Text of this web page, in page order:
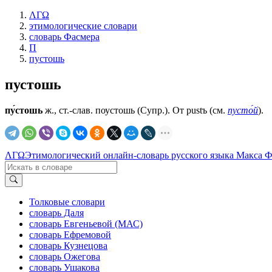
ΛΓΩ
этимологические словари
словарь Фасмера
П
пустошь
пустошь
пу́стошь ж., ст.-слав. поустошь (Супр.). От pustъ (см. пусто́й).
ΛΓΩЭтимологический онлайн-словарь русского языка Макса
Толковые словари
словарь Даля
словарь Евгеньевой (МАС)
словарь Ефремовой
словарь Кузнецова
словарь Ожегова
словарь Ушакова